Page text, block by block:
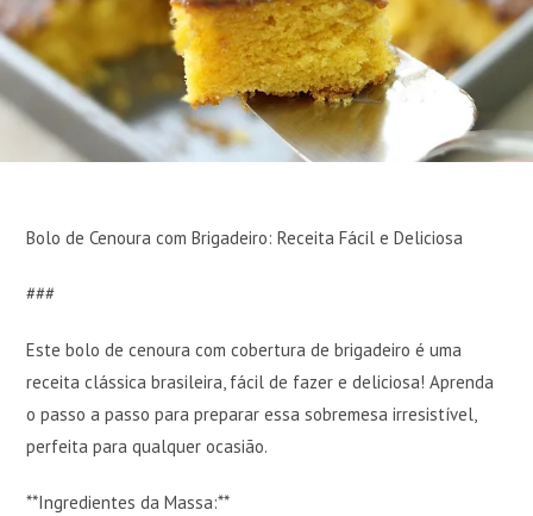
Bolo de Cenoura com Brigadeiro: Receita Fácil e Deliciosa
###
Este bolo de cenoura com cobertura de brigadeiro é uma
receita clássica brasileira, fácil de fazer e deliciosa! Aprenda
o passo a passo para preparar essa sobremesa irresistível,
perfeita para qualquer ocasião.
**Ingredientes da Massa:**